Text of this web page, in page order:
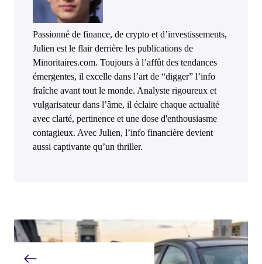
Passionné de finance, de crypto et d’investissements,
Julien est le flair derrière les publications de
Minoritaires.com. Toujours à l’affût des tendances
émergentes, il excelle dans l’art de “digger” l’info
fraîche avant tout le monde. Analyste rigoureux et
vulgarisateur dans l’âme, il éclaire chaque actualité
avec clarté, pertinence et une dose d'enthousiasme
contagieux. Avec Julien, l’info financière devient
aussi captivante qu’un thriller.